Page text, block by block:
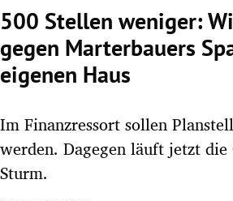
Untermenü
500 Stellen weniger:
gegen Marterbauers
eigenen Haus
Im Finanzressort sollen
werden. Dagegen läuft jetzt die
Sturm.